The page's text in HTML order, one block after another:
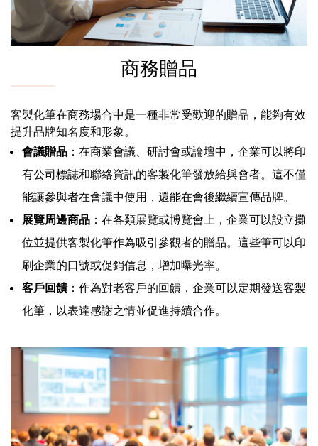
商務贈品
客製化筆在商務場合中是一種非常受歡迎的贈品，能夠有效
提升品牌知名度和形象。
會議贈品 ：在商業會議、研討會或論壇中，企業可以將印
有公司標誌和聯絡資訊的客製化筆發放給與會者。這不僅
能讓參與者在會議中使用，還能在會後繼續宣傳品牌。
展覽周邊商品 ：在各類展覽或博覽會上，企業可以設立攤
位並提供客製化筆作為吸引參觀者的贈品。這些筆可以印
刷企業的口號或促銷信息，增加曝光率。
客戶回饋：作為對老客戶的回饋，企業可以定期發送客製
化筆，以表達感謝之情並促進持續合作。